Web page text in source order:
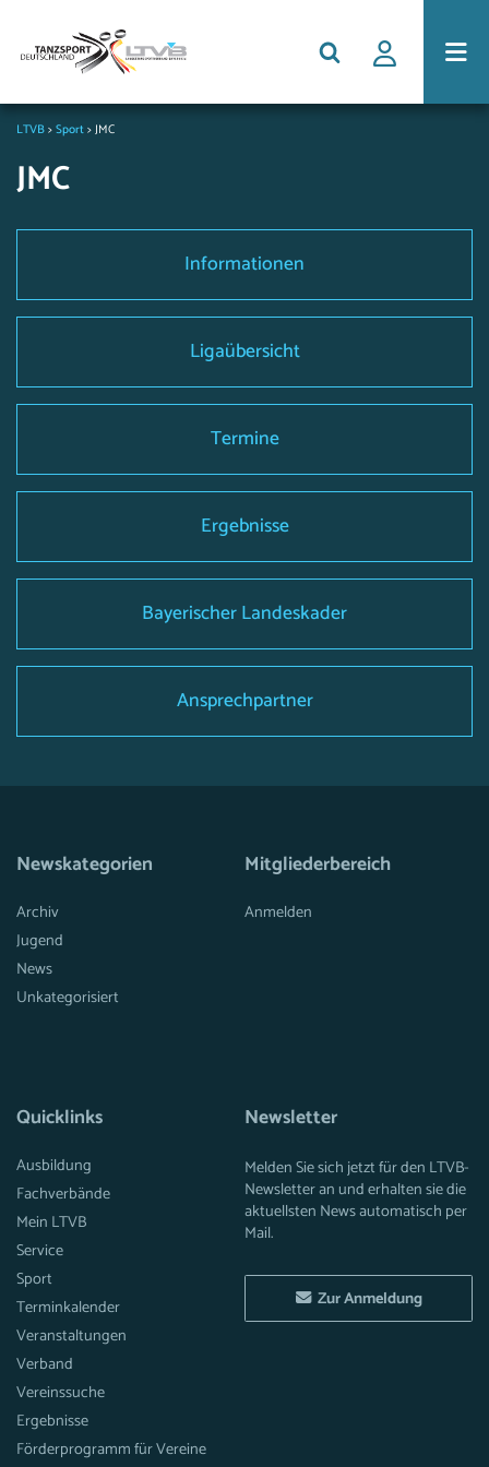
LTVB>Sport>JMC
JMC
Informationen
Ligaübersicht
Termine
Ergebnisse
Bayerischer Landeskader
Ansprechpartner
Newskategorien
Archiv
Jugend
News
Unkategorisiert
Mitgliederbereich
Anmelden
Quicklinks
Ausbildung
Fachverbände
Mein LTVB
Service
Sport
Terminkalender
Veranstaltungen
Verband
Vereinssuche
Ergebnisse
Förderprogramm für Vereine
Newsletter
Melden Sie sich jetzt für den LTVB-
Newsletter an und erhalten sie die
aktuellsten News automatisch per
Mail.
Zur Anmeldung